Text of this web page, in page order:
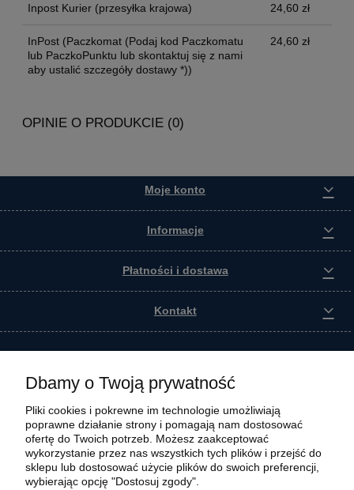
Inpost Kurier (przesyłka krajowa) 24,60 zł
InPost (Paczkomat (Podaj kod Paczkomatu
lub PaczkoPunktu lub skontaktuj się z nami
aby ustalić szczegóły dostawy *))
24,60 zł
OPINIE O PRODUKCIE (0)
Moje konto
Informacje
Płatności i dostawa
Kontakt
Dbamy o Twoją prywatność
Pliki cookies i pokrewne im technologie umożliwiają
poprawne działanie strony i pomagają nam dostosować
ofertę do Twoich potrzeb. Możesz zaakceptować
wykorzystanie przez nas wszystkich tych plików i przejść do
sklepu lub dostosować użycie plików do swoich preferencji,
wybierając opcję "Dostosuj zgody".